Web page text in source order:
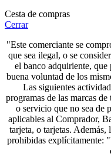
Cesta de compras
Cerrar
"Este comerciante se
que sea ilegal, o se
el banco adquiriente, que
buena voluntad de los
Las siguientes
programas de las marcas
o servicio que no sea de
aplicables al Comprador,
tarjeta, o tarjetas. Además,
prohibidas explícitamente: